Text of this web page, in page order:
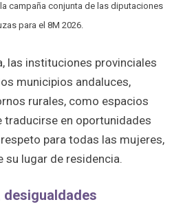
campaña conjunta de las diputaciones
para el 8M 2026.
las instituciones provinciales
municipios andaluces,
rurales, como espacios
traducirse en oportunidades
para todas las mujeres,
su lugar de residencia.